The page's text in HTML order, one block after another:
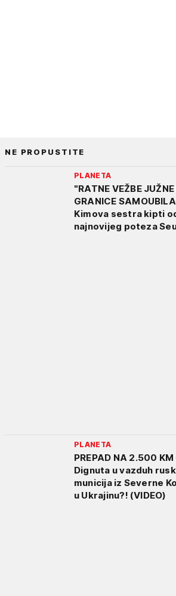
NE PROPUSTITE
PLANETA
"RATNE VEŽBE
GRANICE
Kimova sestra kipti
najnovijeg poteza
PLANETA
PREPAD NA 2.500 KM
Dignuta u vazduh
municija iz Severne
u Ukrajinu?! (VIDEO)